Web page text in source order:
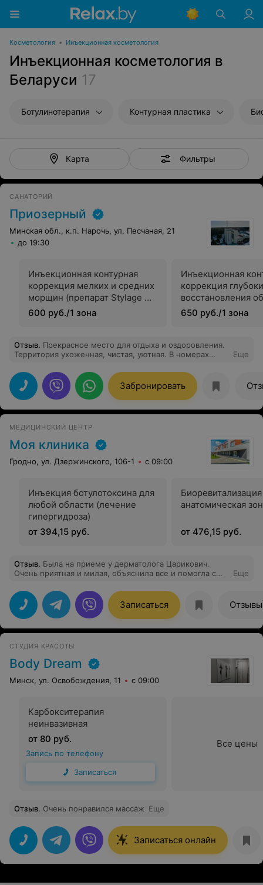
Косметология • Инъекционная косметология
Инъекционная косметология в
Беларуси 17
Ботулинотерапия Контурная пластика
Карта Фильтры
САНАТОРИЙ
Приозерный
Минская обл., к.п. Нарочь, ул. Песчаная, 21
до 19:30
Инъекционная контурная
коррекция мелких и средних
морщин (препарат Stylage М,
AliaxinEV)
600 руб./1 зона
Инъекционная
коррекция
восстановления
(препарат Stylage
Stimulate)
650 руб./1 зона
Отзыв. Прекрасное место для отдыха и оздоровления.
Территория ухоженная, чистая, уютная. В номерах
Еще
Забронировать
МЕДИЦИНСКИЙ ЦЕНТР
Моя клиника
Гродно, ул. Дзержинского, 106-1 с 09:00
Инъекция ботулотоксина для
любой области (лечение
гипергидроза)
от 394,15 руб.
анатомическая
от 476,15 руб.
Отзыв. Была на приеме у дерматолога Царикович.
Очень приятная и милая, объяснила все и помогла с
Еще
Записаться Отзывы
СТУДИЯ КРАСОТЫ
Body Dream
Минск, ул. Освобождения, 11 с 09:00
Карбокситерапия
неинвазивная
от 80 руб.
Запись по телефону
Записаться
Все цены
Отзыв. Очень понравился массаж Еще
Записаться онлайн